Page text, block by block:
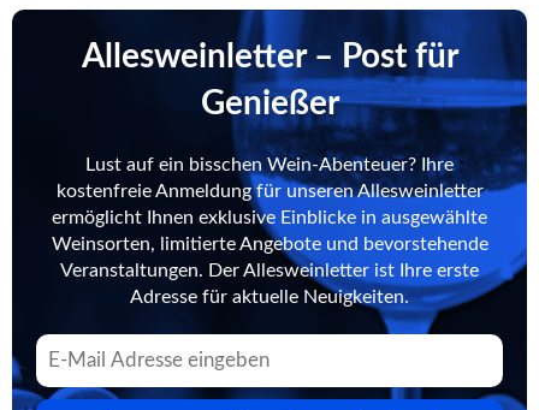
Allesweinletter – Post für
Genießer
Lust auf ein bisschen Wein-Abenteuer? Ihre
kostenfreie Anmeldung für unseren Allesweinletter
ermöglicht Ihnen exklusive Einblicke in ausgewählte
Weinsorten, limitierte Angebote und bevorstehende
Veranstaltungen. Der Allesweinletter ist Ihre erste
Adresse für aktuelle Neuigkeiten.